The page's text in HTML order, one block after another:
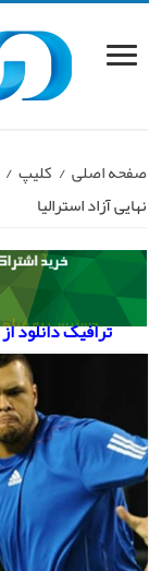
صفحه اصلی / کلیپ /
نهایی آزاد استرالیا
ترافیک دانلود